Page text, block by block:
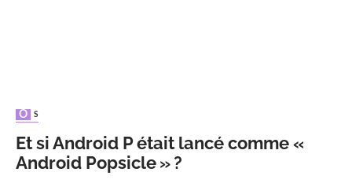
OS
Et si Android P était lancé comme «
Android Popsicle » ?